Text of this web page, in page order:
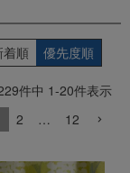
着順 優先度順
件中 1-20件表示
2 … 12